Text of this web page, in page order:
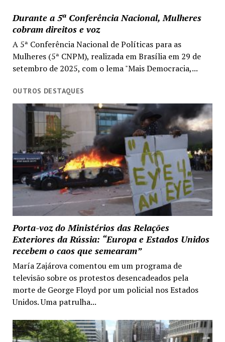
Durante a 5ª Conferência Nacional, Mulheres
cobram direitos e voz
A 5ª Conferência Nacional de Políticas para as
Mulheres (5ª CNPM), realizada em Brasília em 29 de
setembro de 2025, com o lema "Mais Democracia,...
OUTROS DESTAQUES
Porta-voz do Ministérios das Relações
Exteriores da Rússia: “Europa e Estados Unidos
recebem o caos que semearam”
María Zajárova comentou em um programa de
televisão sobre os protestos desencadeados pela
morte de George Floyd por um policial nos Estados
Unidos. Uma patrulha...